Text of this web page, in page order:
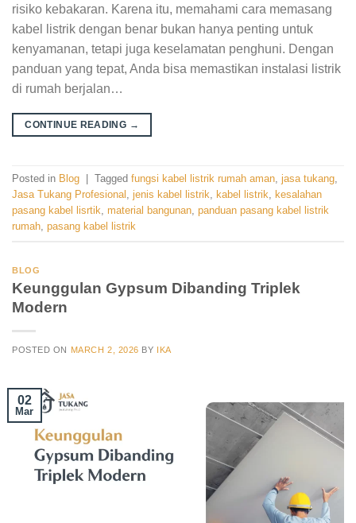
risiko kebakaran. Karena itu, memahami cara memasang
kabel listrik dengan benar bukan hanya penting untuk
kenyamanan, tetapi juga keselamatan penghuni. Dengan
panduan yang tepat, Anda bisa memastikan instalasi listrik
di rumah berjalan…
CONTINUE READING →
Posted in Blog Tagged fungsi kabel listrik rumah aman, jasa tukang,
Jasa Tukang Profesional , jenis kabel listrik, kabel listrik, kesalahan
pasang kabel lisrtik, material bangunan, panduan pasang kabel listrik
rumah, pasang kabel listrik
BLOG
Keunggulan Gypsum Dibanding Triplek
Modern
POSTED ON MARCH 2, 2026 BY IKA
02
Mar